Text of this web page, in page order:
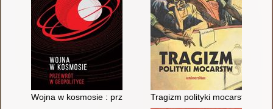
Wojna w kosmosie : przewrót w geopolityceTragizm polityki mocarstw